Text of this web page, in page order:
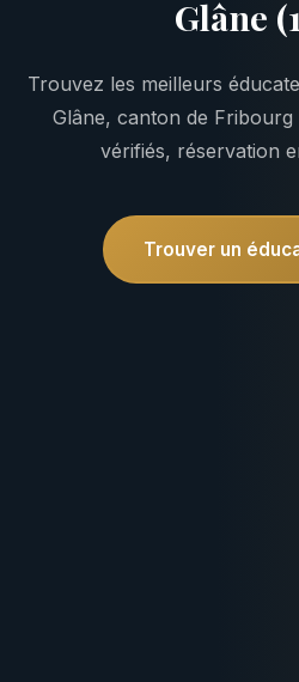
Glâne
Trouvez les meilleurs
Glâne, canton de
vérifiés, réservation
Trouver un